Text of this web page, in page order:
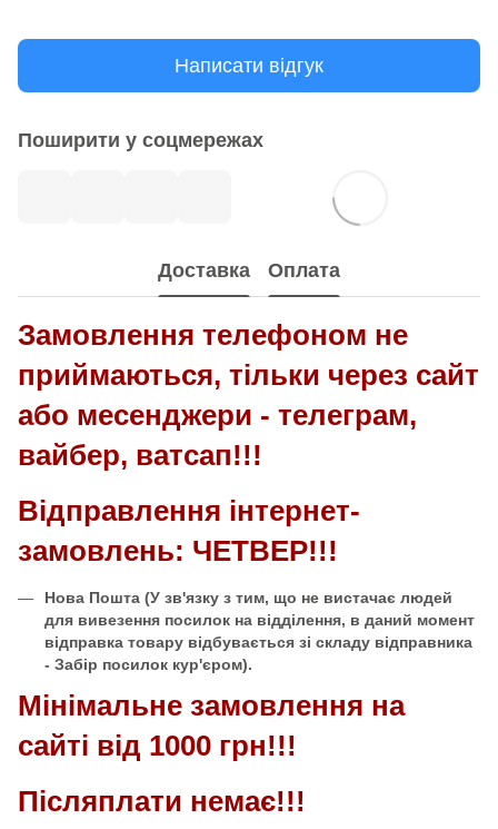
Написати відгук
Поширити у соцмережах
Доставка Оплата
Замовлення телефоном не
приймаються, тільки через сайт
або месенджери - телеграм,
вайбер, ватсап!!!
Відправлення інтернет-
замовлень: ЧЕТВЕР!!!
Нова Пошта (У зв'язку з тим, що не вистачає людей
для вивезення посилок на відділення, в даний момент
відправка товару відбувається зі складу відправника
- Забір посилок кур'єром).
Мінімальне замовлення на
сайті від 1000 грн!!!
Післяплати немає!!!